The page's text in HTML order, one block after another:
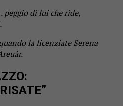
peggio di lui che ride,
la licenziate Serena